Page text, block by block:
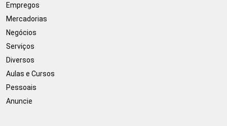
Empregos
Mercadorias
Negócios
Serviços
Diversos
Aulas e Cursos
Pessoais
Anuncie